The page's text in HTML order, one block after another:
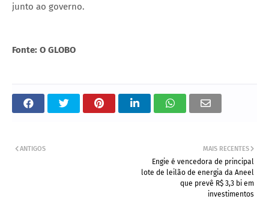
junto ao governo.
Fonte: O GLOBO
MAIS RECENTES
Engie é vencedora de principal
lote de leilão de energia da Aneel
que prevê R$ 3,3 bi em
investimentos
ANTIGOS